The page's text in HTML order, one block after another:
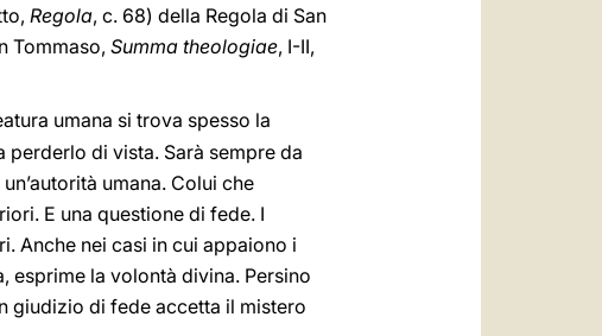
Regola, c. 68) della Regola di San
Tommaso, Summa theologiae, I-II,
umana si trova spesso la
di vista. Sarà sempre da
umana. Colui che
E una questione di fede. I
Anche nei casi in cui appaiono i
esprime la volontà divina. Persino
giudizio di fede accetta il mistero